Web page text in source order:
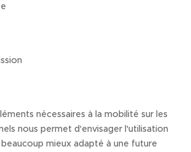
nécessaires à la mobilité sur les
nous permet d'envisager l'utilisation
mieux adapté à une future